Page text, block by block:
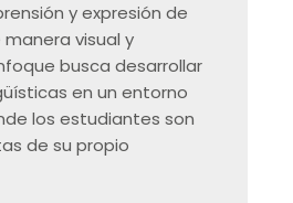
y expresión de
visual y
busca desarrollar
en un entorno
los estudiantes son
de su propio